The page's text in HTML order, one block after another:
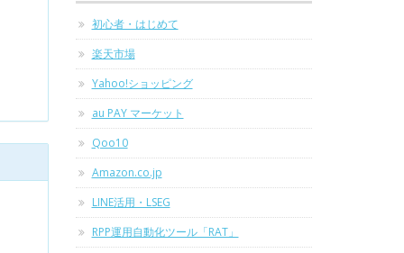
初心者・はじめて
楽天市場
Yahoo!ショッピング
au PAY マーケット
Qoo10
Amazon.co.jp
LINE活用・LSEG
RPP運用自動化ツール「RAT」